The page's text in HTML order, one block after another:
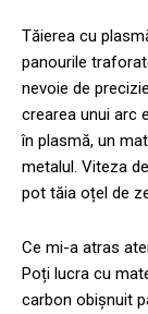
Tăierea cu
panourile
nevoie de
crearea unui arc
în plasmă, un
metalul. Viteza
pot tăia oțel de
Ce mi-a atras
Poți lucra cu
carbon obișnuit